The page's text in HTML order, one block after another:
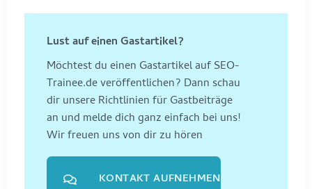
Lust auf einen Gastartikel?
Möchtest du einen Gastartikel auf SEO-
Trainee.de veröffentlichen? Dann schau
dir unsere Richtlinien für Gastbeiträge
an und melde dich ganz einfach bei uns!
Wir freuen uns von dir zu hören
KONTAKT AUFNEHMEN